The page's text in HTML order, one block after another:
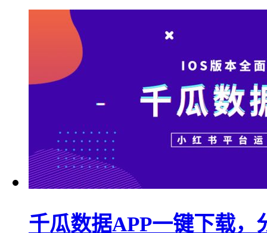
千瓜数据APP一键下载，